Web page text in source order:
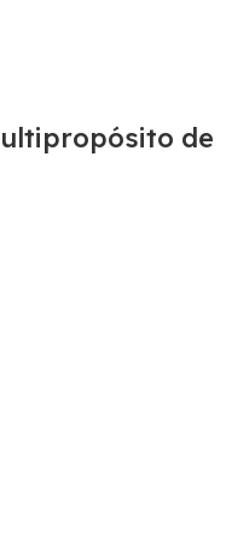
de